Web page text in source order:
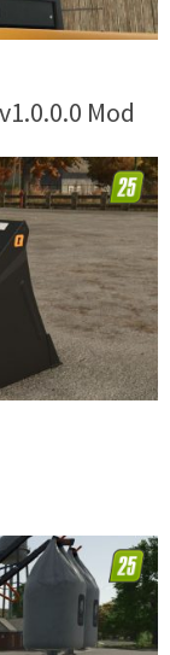
Mod